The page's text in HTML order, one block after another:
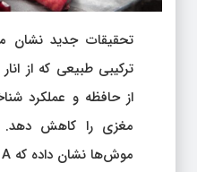
ترکیبی طبیعی که از
از حافظه و عملکرد
مغزی را کاهش دهد.